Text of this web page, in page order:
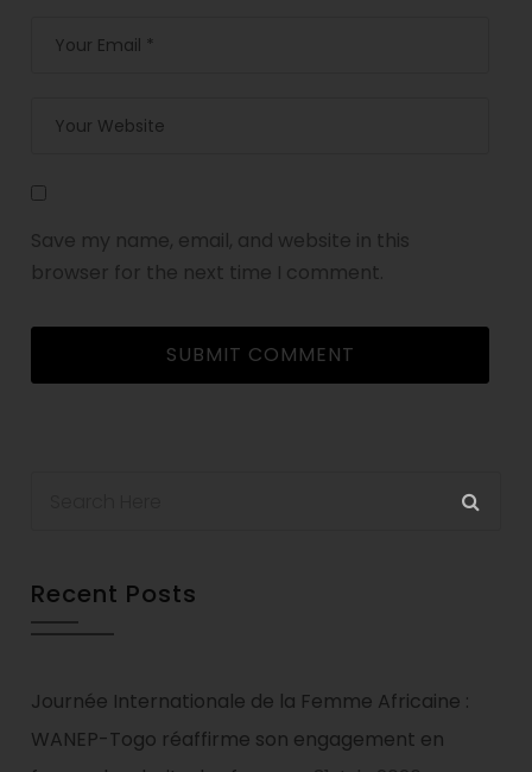
Save my name, email, and website in this
browser for the next time I comment.
Recent Posts
Journée Internationale de la Femme Africaine :
WANEP-Togo réaffirme son engagement en